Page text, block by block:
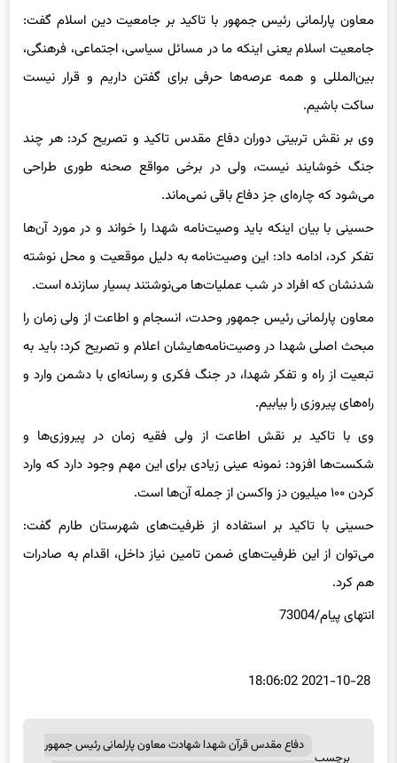
جان هم‌نوع نمود پیدا می‌کند.
معاون پارلمانی رئیس جمهور با تاکید بر جامعیت دین اسلام گفت:
جامعیت اسلام یعنی اینکه ما در مسائل سیاسی، اجتماعی، فرهنگی،
بین‌المللی و همه عرصه‌ها حرفی برای گفتن داریم و قرار نیست
ساکت باشیم.
وی بر نقش تربیتی دوران دفاع مقدس تاکید و تصریح کرد: هر چند
جنگ خوشایند نیست، ولی در برخی مواقع صحنه طوری طراحی
می‌شود که چاره‌ای جز دفاع باقی نمی‌ماند.
حسینی با بیان اینکه باید وصیت‌نامه شهدا را خواند و در مورد آن‌ها
تفکر کرد، ادامه داد: این وصیت‌نامه به دلیل موقعیت و محل نوشته
شدنشان که افراد در شب عملیات‌ها می‌نوشتند بسیار سازنده است.
معاون پارلمانی رئیس جمهور وحدت، انسجام و اطاعت از ولی زمان را
مبحث اصلی شهدا در وصیت‌نامه‌هایشان اعلام و تصریح کرد: باید به
تبعیتاز راه و تفکر شهدا، در جنگ فکری و رسانه‌ای با دشمن وارد و
راه‌های پیروزی را بیابیم.
وی با تاکید بر نقش اطاعت از ولی فقیه زمان در پیروزی‌ها و
شکست‌ها افزود: نمونه عینی زیادی برای این مهم وجود دارد که وارد
کردن ۱۰۰ میلیون دز واکسن از جمله آن‌ها است.
حسینی با تاکید بر استفاده از ظرفیت‌های شهرستان طارم گفت:
می‌توان از این ظرفیت‌های ضمن تامین نیاز داخل، اقدام به صادرات
هم کرد.